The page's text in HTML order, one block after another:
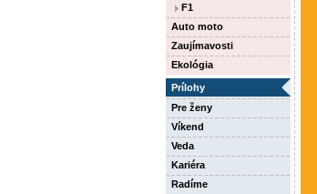
F1
Auto moto
Zaujímavosti
Ekológia
Prílohy
Pre ženy
Víkend
Veda
Kariéra
Radíme